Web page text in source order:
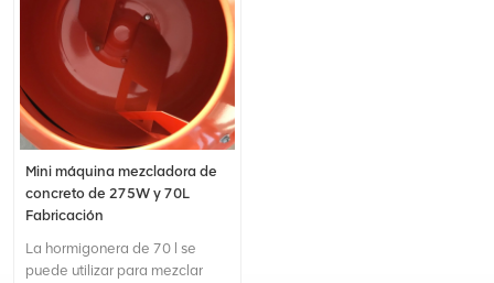
Mini máquina mezcladora de
concreto de 275W y 70L
Fabricación
La hormigonera de 70 l se
puede utilizar para mezclar